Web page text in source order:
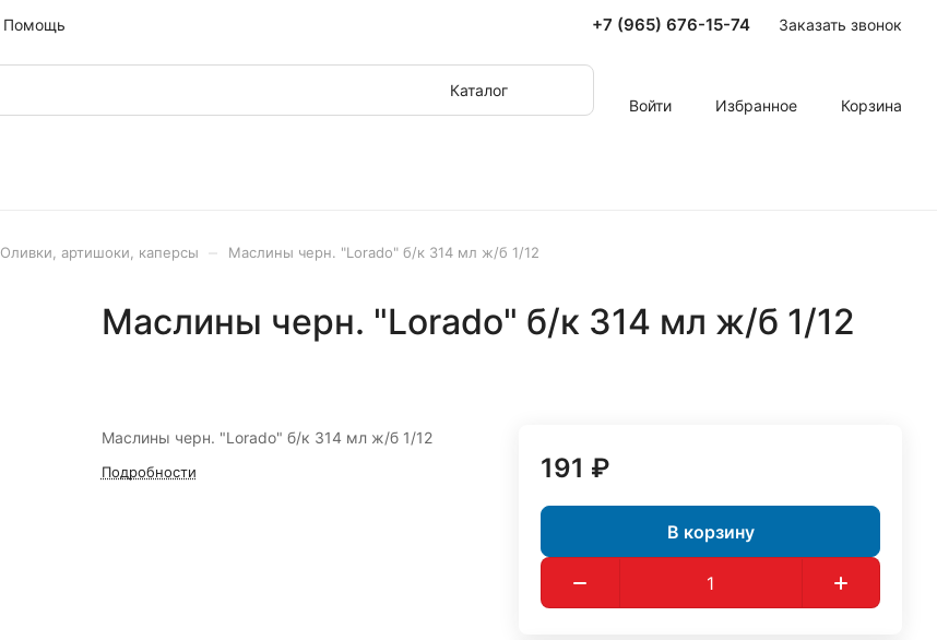
Помощь +7 (965) 676-15-74 Заказать звонок
Каталог
Войти
Избранное Корзина
Оливки, артишоки, каперсы Маслины черн. "Lorado" б/к 314 мл ж/б 1/12
Маслины черн. "Lorado" б/к 314 мл ж/б 1/12
Маслины черн. "Lorado" б/к 314 мл ж/б 1/12
Подробности 191 ₽
В корзину